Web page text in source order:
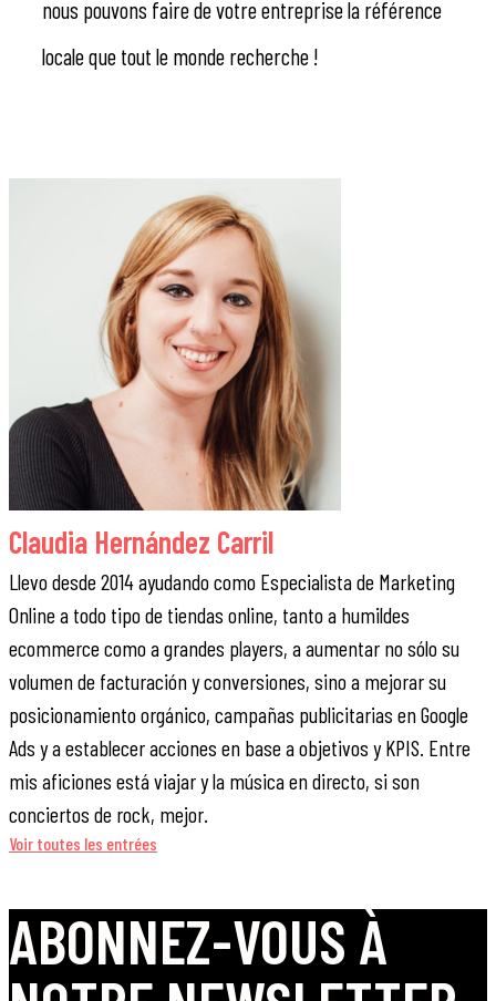
nous pouvons faire de votre entreprise la référence
locale que tout le monde recherche !
Claudia Hernández Carril
Llevo desde 2014 ayudando como Especialista de Marketing
Online a todo tipo de tiendas online, tanto a humildes
ecommerce como a grandes players, a aumentar no sólo su
volumen de facturación y conversiones, sino a mejorar su
posicionamiento orgánico, campañas publicitarias en Google
Ads y a establecer acciones en base a objetivos y KPIS. Entre
mis aficiones está viajar y la música en directo, si son
conciertos de rock, mejor.
Voir toutes les entrées
ABONNEZ-VOUS À